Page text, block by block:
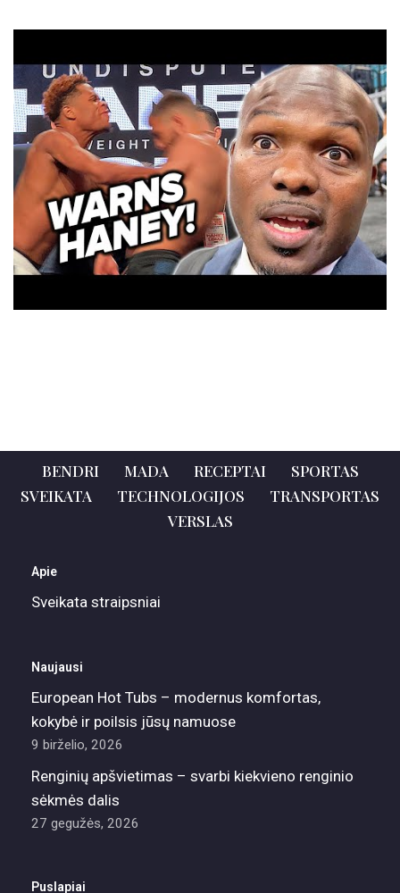
BENDRI MADA RECEPTAI
SPORTAS
SVEIKATA
TECHNOLOGIJOS
TRANSPORTAS
VERSLAS
Apie
Sveikata straipsniai
Naujausi
European Hot Tubs – modernus komfortas,
kokybė ir poilsis jūsų namuose
9 birželio, 2026
Renginių apšvietimas – svarbi kiekvieno renginio
sėkmės dalis
27 gegužės, 2026
Puslapiai